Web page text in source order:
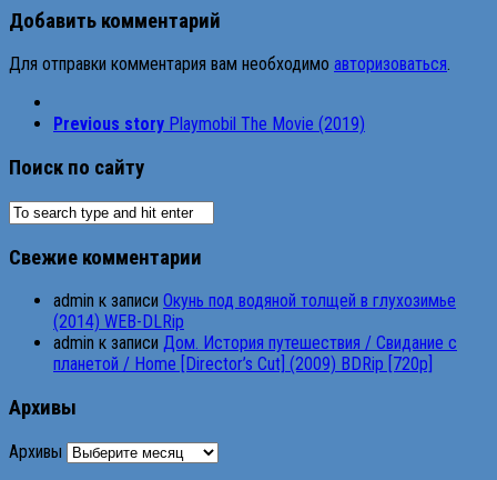
Добавить комментарий
Для отправки комментария вам необходимо авторизоваться.
Previous story Playmobil The Movie (2019)
Поиск по сайту
Свежие комментарии
admin к записи Окунь под водяной толщей в глухозимье
(2014) WEB-DLRip
admin к записи Дом. История путешествия / Свидание с
планетой / Home [Director’s Cut] (2009) BDRip [720p]
Архивы
Архивы